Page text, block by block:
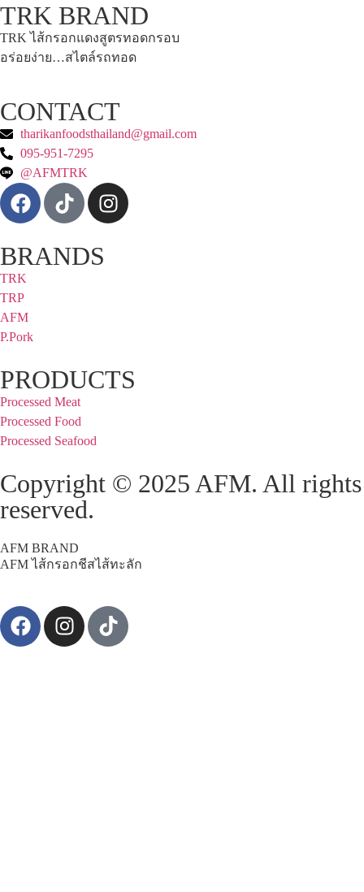
TRK BRAND
TRK ไส้กรอกแดงสูตรทอดกรอบ
อร่อยง่าย…สไตล์รถทอด
CONTACT
tharikanfoodsthailand@gmail.com
095-951-7295
@AFMTRK
BRANDS
TRK
TRP
AFM
P.Pork
PRODUCTS
Processed Meat
Processed Food
Processed Seafood
Copyright © 2025 AFM. All rights
reserved.
AFM BRAND
AFM ไส้กรอกชีสไส้ทะลัก